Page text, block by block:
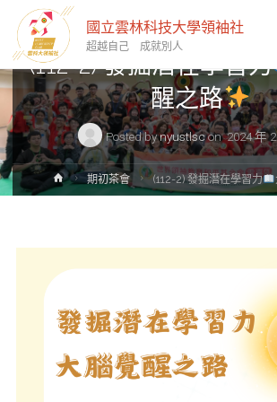
國立雲林科技大學領袖社
超越自己 成就別人
(112-2) 發掘潛在學習力
醒之路
Posted bynyustlscon 2024 年
期初茶會
Home期初茶會 (112-2) 發掘潛在學習力